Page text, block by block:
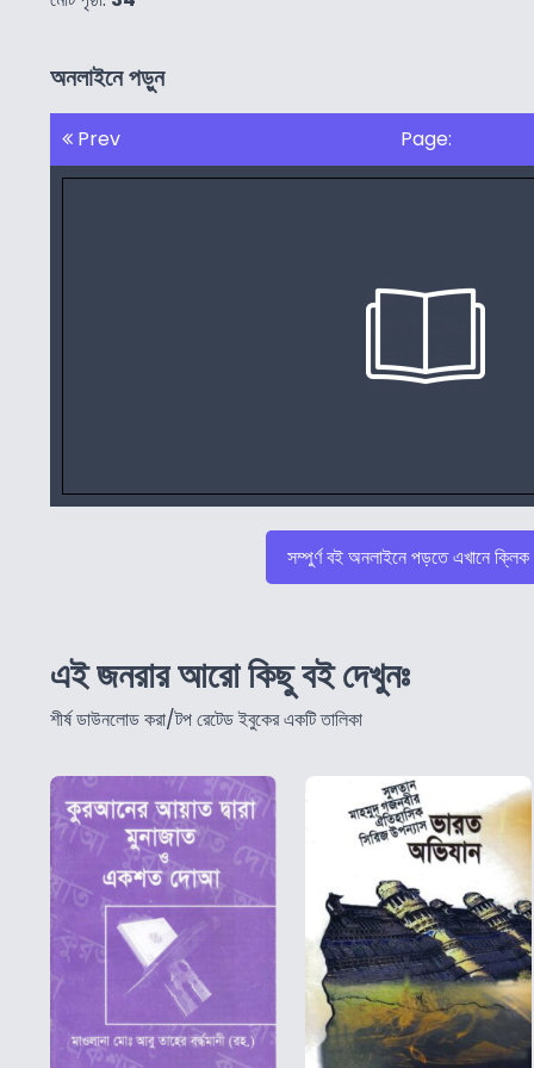
অনলাইনে পড়ুন
Prev Page:
সম্পুর্ণ বই অনলাইনে পড়তে এখানে
এই জনরার আরো কিছু বই দেখুনঃ
শীর্ষ ডাউনলোড করা/টপ রেটেড ইবুকের একটি তালিকা